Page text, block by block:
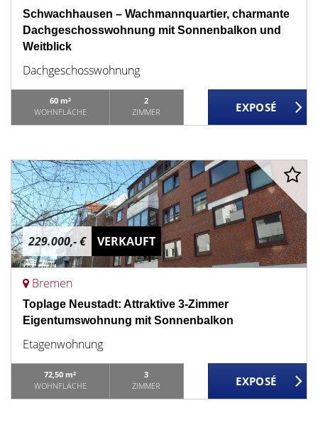
Schwachhausen – Wachmannquartier, charmante
Dachgeschosswohnung mit Sonnenbalkon und
Weitblick
Dachgeschosswohnung
60 m²
WOHNFLÄCHE
2
ZIMMER
229.000,- € VERKAUFT
Bremen
Toplage Neustadt: Attraktive 3-Zimmer
Eigentumswohnung mit Sonnenbalkon
Etagenwohnung
72,50 m²
WOHNFLÄCHE
3
ZIMMER